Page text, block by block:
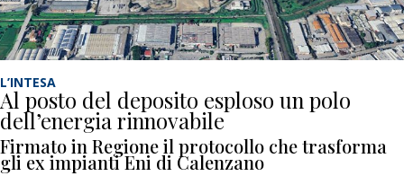
L’INTESA
Al posto del deposito esploso un polo
dell’energia rinnovabile
Firmato in Regione il protocollo che trasforma
gli ex impianti Eni di Calenzano